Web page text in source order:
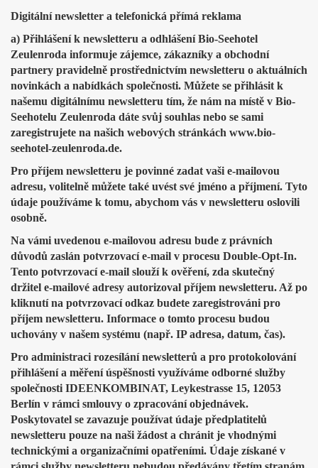
Digitální newsletter a telefonická přímá reklama
a) Přihlášení k newsletteru a odhlášení Bio-Seehotel
Zeulenroda informuje zájemce, zákazníky a obchodní
partnery pravidelně prostřednictvím newsletteru o aktuálních
novinkách a nabídkách společnosti. Můžete se přihlásit k
našemu digitálnímu newsletteru tím, že nám na místě v Bio-
Seehotelu Zeulenroda dáte svůj souhlas nebo se sami
zaregistrujete na našich webových stránkách www.bio-
seehotel-zeulenroda.de.
Pro příjem newsletteru je povinné zadat vaši e-mailovou
adresu, volitelně můžete také uvést své jméno a příjmení. Tyto
údaje používáme k tomu, abychom vás v newsletteru oslovili
osobně.
Na vámi uvedenou e-mailovou adresu bude z právních
důvodů zaslán potvrzovací e-mail v procesu Double-Opt-In.
Tento potvrzovací e-mail slouží k ověření, zda skutečný
držitel e-mailové adresy autorizoval příjem newsletteru. Až po
kliknutí na potvrzovací odkaz budete zaregistrováni pro
příjem newsletteru. Informace o tomto procesu budou
uchovány v našem systému (např. IP adresa, datum, čas).
Pro administraci rozesílání newsletterů a pro protokolování
přihlášení a měření úspěšnosti využíváme odborné služby
společnosti IDEENKOMBINAT, Leykestrasse 15, 12053
Berlín v rámci smlouvy o zpracování objednávek.
Poskytovatel se zavazuje používat údaje předplatitelů
newsletteru pouze na naši žádost a chránit je vhodnými
technickými a organizačními opatřeními. Údaje získané v